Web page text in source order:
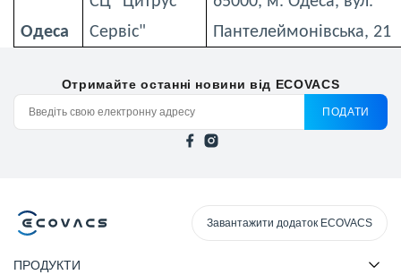
Одеса
Сервіс"
Пантелеймонівська, 21
Отримайте останні новини від ECOVACS
ПОДАТИ
Завантажити додаток ECOVACS
ПРОДУКТИ